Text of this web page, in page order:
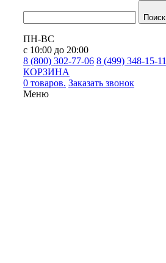
Поиск
ПН-ВС
с 10:00 до 20:00
8 (800) 302-77-06 8 (499) 348-15-11
КОРЗИНА
0 товаров. Заказать звонок
Меню